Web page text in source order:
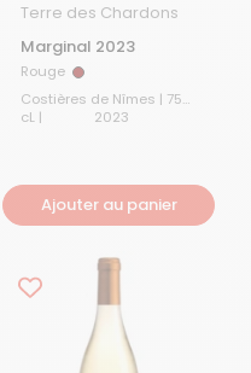
Terre des Chardons
Marginal 2023
Rouge Rouge
Costières de Nîmes | 75
cL |
2023
Ajouter au panier